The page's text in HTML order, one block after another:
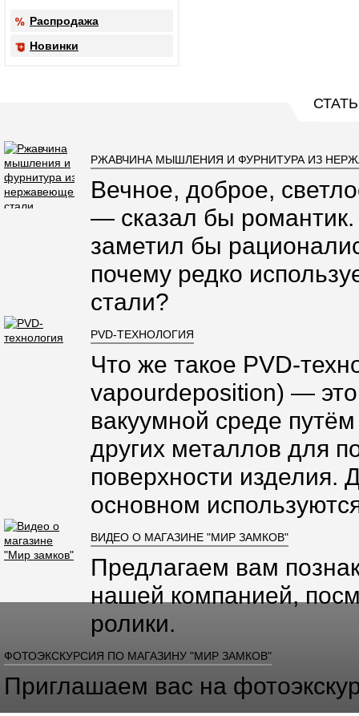
Распродажа
Новинки
РЖАВЧИНА МЫШЛЕНИЯ И ФУРНИТУРА ИЗ
Вечное, доброе,
— сказал бы
заметил бы
почему редко
стали?
PVD-ТЕХНОЛОГИЯ
Что же такое PVD-
vapourdeposition) —
вакуумной среде
других металлов для
поверхности изделия.
основном
ВИДЕО О МАГАЗИНЕ "МИР ЗАМКОВ"
Предлагаем вам
нашей компанией,
ролики.
ФОТОЭКСКУРСИЯ ПО МАГАЗИНУ "МИР ЗАМКОВ"
Приглашаем вас на